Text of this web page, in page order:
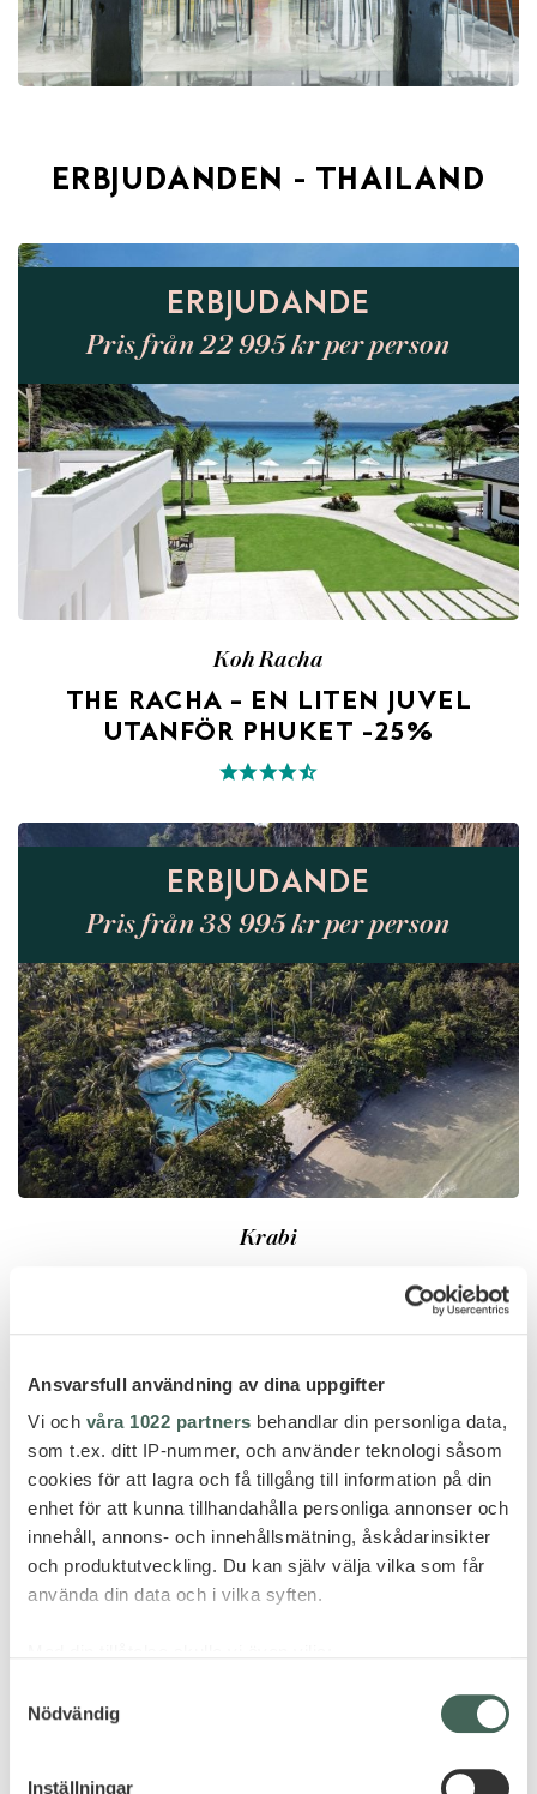
Ansvarsfull användning av dina uppgifter
Vi och våra 1022 partners behandlar din personliga data,
som t.ex. ditt IP-nummer, och använder teknologi såsom
cookies för att lagra och få tillgång till information på din
enhet för att kunna tillhandahålla personliga annonser och
innehåll, annons- och innehållsmätning, åskådarinsikter
och produktutveckling. Du kan själv välja vilka som får
använda din data och i vilka syften.
som kan ha en noggrannhet på upp till flera meter
Nödvändig
Inställningar
ERBJUDANDEN - THAILAND
ERBJUDANDE
Pris från 22 995 kr per person
Koh Racha
THE RACHA – EN LITEN JUVEL
UTANFÖR PHUKET -25%
ERBJUDANDE
Pris från 38 995 kr per person
Krabi
RAYAVADEE – RAILAY BEACH -20%
GÖR FÖRFRÅGAN